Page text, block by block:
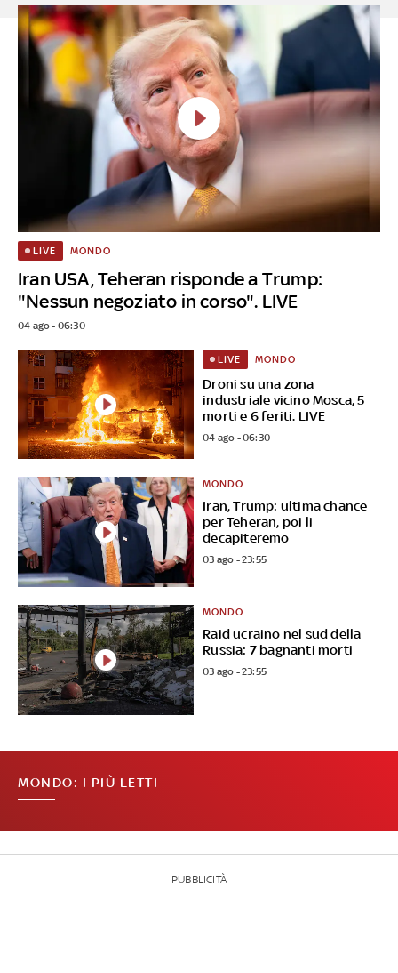
Iran USA, Teheran risponde a Trump:
"Nessun negoziato in corso". LIVE
LIVE MONDO
04 ago - 06:30
Droni su una zona
industriale vicino Mosca, 5
morti e 6 feriti. LIVE
LIVE MONDO
04 ago - 06:30
Iran, Trump: ultima chance
per Teheran, poi li
decapiteremo
MONDO
03 ago - 23:55
Raid ucraino nel sud della
Russia: 7 bagnanti morti
MONDO
03 ago - 23:55
MONDO: I PIÙ LETTI
PUBBLICITÀ